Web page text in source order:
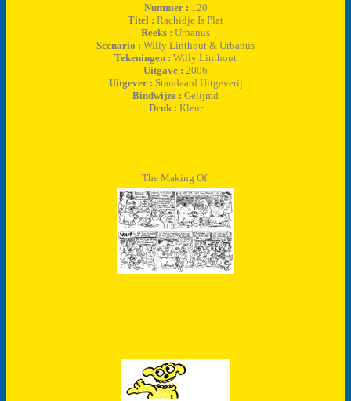
Nummer : 120
Titel : Rachidje Is Plat
Reeks : Urbanus
Scenario : Willy Linthout & Urbanus
Tekeningen : Willy Linthout
Uitgave : 2006
Uitgever : Standaard Uitgeverij
Bindwijze : Gelijmd
Druk : Kleur
The Making Of: